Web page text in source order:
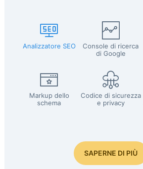
Analizzatore SEO
Console di ricerca
di Google
Markup dello
schema
Codice di sicurezza
e privacy
SAPERNE DI PIÙ